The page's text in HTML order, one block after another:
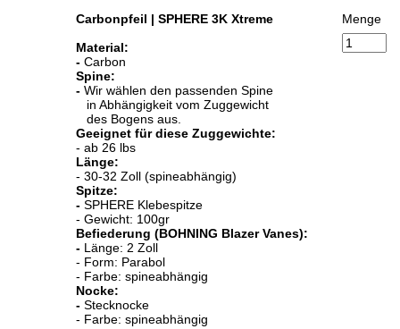
Carbonpfeil | SPHERE 3K Xtreme
Material:
- Carbon
Spine:
- Wir wählen den passenden Spine
in Abhängigkeit vom Zuggewicht
des Bogens aus.
Geeignet für diese Zuggewichte:
- ab 26 lbs
Länge:
- 30-32 Zoll (spineabhängig)
Spitze:
- SPHERE Klebespitze
- Gewicht: 100gr
Befiederung (BOHNING Blazer Vanes):
- Länge: 2 Zoll
- Form: Parabol
- Farbe: spineabhängig
Nocke:
- Stecknocke
- Farbe: spineabhängig
Menge